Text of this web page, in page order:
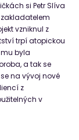
si Petr Slíva
vzniknul z
trpí atopickou
byla
a tak se
na vývoj nové
z
v